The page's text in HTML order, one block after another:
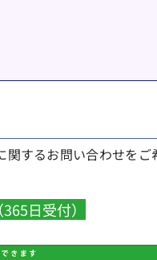
関するお問い合わせを
日受付）